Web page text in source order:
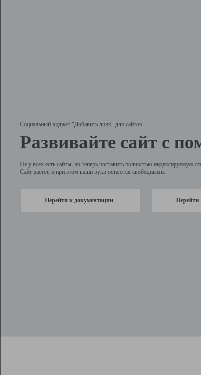
Социальный виджет "Добавить линк" для сайтов
Развивайте сайт с
Не у всех есть сайты, но теперь поставить полностью индексируемую
Сайт растет, и при этом ваши руки остаются свободными.
Перейти к документации Перейти